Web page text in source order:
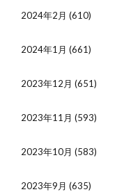
2024年2月 (610)
2024年1月 (661)
2023年12月 (651)
2023年11月 (593)
2023年10月 (583)
2023年9月 (635)